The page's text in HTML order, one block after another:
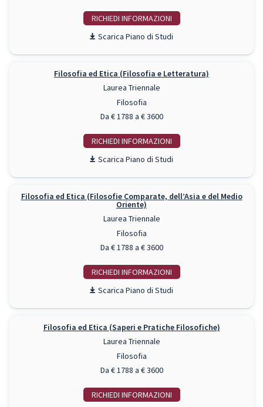
RICHIEDI INFO
Piano di Studi
Filosofia ed Etica (Filosofia e Letteratura)
Laurea Triennale
Filosofia
Da € 1788 a € 3600
RICHIEDI INFO
Piano di Studi
Filosofia ed Etica (Filosofie Comparate, dell’Asia e del Medio
Oriente)
Laurea Triennale
Filosofia
Da € 1788 a € 3600
RICHIEDI INFO
Piano di Studi
Filosofia ed Etica (Saperi e Pratiche Filosofiche)
Laurea Triennale
Filosofia
Da € 1788 a € 3600
RICHIEDI INFO